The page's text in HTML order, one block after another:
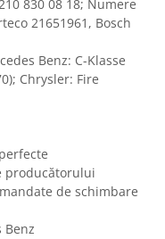
830 08 18; Numere
21651961, Bosch
Benz: C-Klasse
Chrysler: Fire
producătorului
de schimbare
Benz